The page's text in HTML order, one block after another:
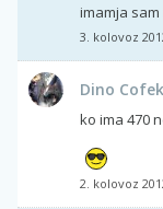
imamja
3. kolovoz
Dino Cofek
ko ima 470
2. kolovoz